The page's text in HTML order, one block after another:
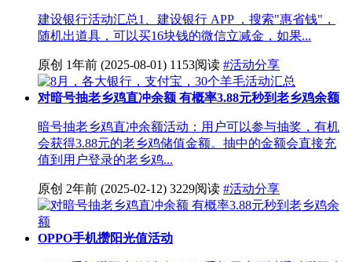
建设银行活动汇总1、建设银行 APP ，搜索"惠省钱"，
随机出道具，可以买16块钱的微信立减金，如果...
原创 1年前 (2025-08-01) 1153阅读 #活动分享
对暗号抽老乡鸡直冲余额 有概率3.88元秒到老乡鸡余额
暗号抽老乡鸡直冲余额活动：用户可以参与抽奖，有机
会获得3.88元的老乡鸡储值金额。抽中的金额会直接充
值到用户登录的老乡鸡...
原创 2年前 (2025-02-12) 3229阅读 #活动分享
OPPO手机攒阳光值活动